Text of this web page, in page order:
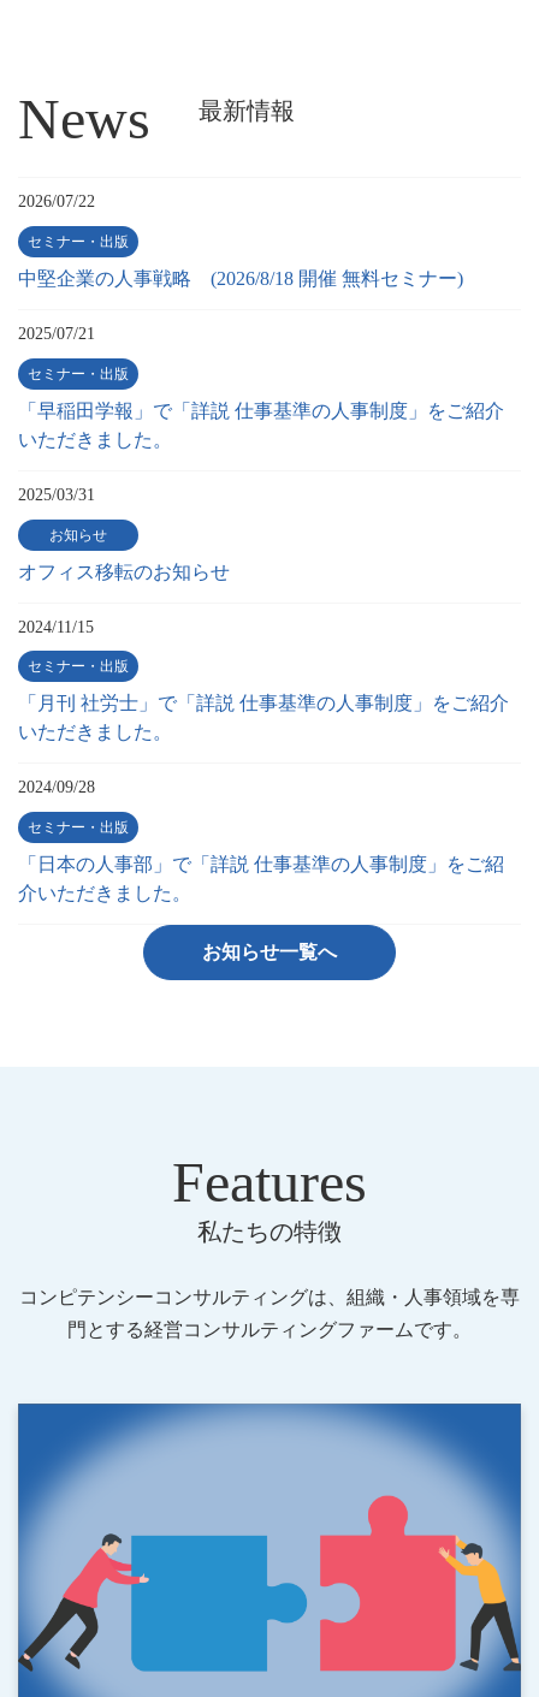
News 最新情報
2026/07/22
セミナー・出版
中堅企業の人事戦略 (2026/8/18 開催 無料セミナー)
2025/07/21
セミナー・出版
「早稲田学報」で「詳説 仕事基準の人事制度」をご紹介
いただきました。
2025/03/31
お知らせ
オフィス移転のお知らせ
2024/11/15
セミナー・出版
「月刊 社労士」で「詳説 仕事基準の人事制度」をご紹介
いただきました。
2024/09/28
セミナー・出版
「日本の人事部」で「詳説 仕事基準の人事制度」をご紹
介いただきました。
お知らせ一覧へ
Features
私たちの特徴
コンピテンシーコンサルティングは、組織・人事領域を専
門とする経営コンサルティングファームです。